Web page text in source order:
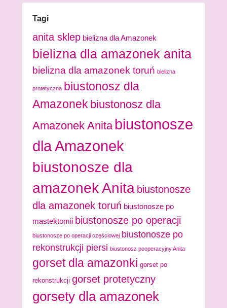
Tagi
anita sklep bielizna dla Amazonek
bielizna dla amazonek anita
bielizna dla amazonek toruń bielizna
protetyczna biustonosz dla
Amazonek biustonosz dla
Amazonek Anita biustonosze
dla Amazonek
biustonosze dla
amazonek Anita biustonosze
dla amazonek toruń biustonosze po
mastektomii biustonosze po operacji
biustonosze po operacji częściowej biustonosze po
rekonstrukcji piersi biustonosz pooperacyjny Anita
gorset dla amazonki gorset po
rekonstrukcji gorset protetyczny
gorsety dla amazonek